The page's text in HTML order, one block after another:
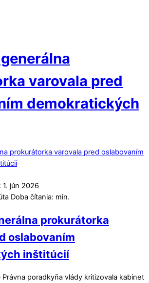
varovala pred
demokratických
1. jún 2026
Doba čítania: min.
prokurátorka
oslabovaním
inštitúcií
Právna poradkyňa vlády kritizovala kabinet